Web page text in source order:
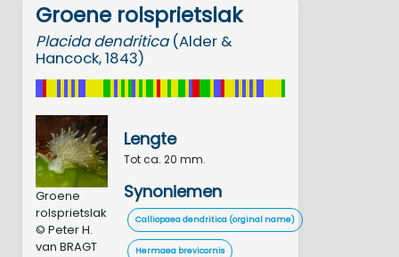
Groene rolsprietslak
Placida dendritica (Alder &
Hancock, 1843)
Groene
rolsprietslak
© Peter H.
van BRAGT
Lengte
Tot ca. 20 mm.
Synoniemen
Calliopaea dendritica (orginal name)
Hermaea brevicornis